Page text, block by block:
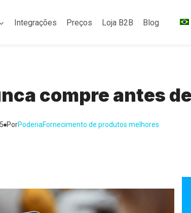
Integrações Preços Loja B2B Blog
compre antes
PorPoderiaFornecimento de produtos melhores